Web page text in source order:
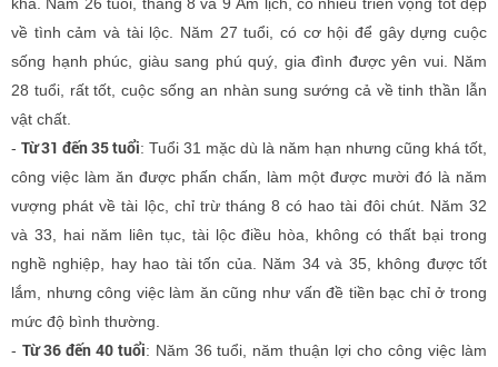
về tình cảm và tài lộc. Năm 27 tuổi, có cơ hội để gây dựng cuộc
sống hạnh phúc, giàu sang phú quý, gia đình được yên vui. Năm
28 tuổi, rất tốt, cuộc sống an nhàn sung sướng cả về tinh thần lẫn
vật chất.
- Từ 31 đến 35 tuổi: Tuổi 31 mặc dù là năm hạn nhưng cũng khá tốt,
công việc làm ăn được phấn chấn, làm một được mười đó là năm
vượng phát về tài lộc, chỉ trừ tháng 8 có hao tài đôi chút. Năm 32
và 33, hai năm liên tục, tài lộc điều hòa, không có thất bại trong
nghề nghiệp, hay hao tài tốn của. Năm 34 và 35, không được tốt
lắm, nhưng công việc làm ăn cũng như vấn đề tiền bạc chỉ ở trong
mức độ bình thường.
- Từ 36 đến 40 tuổi: Năm 36 tuổi, năm thuận lợi cho công việc làm